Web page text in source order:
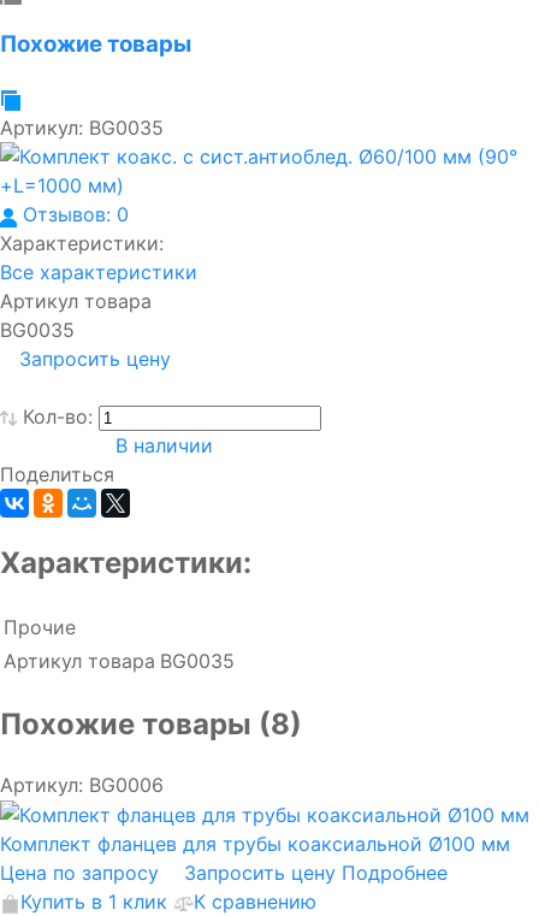
Похожие товары
Артикул: BG0035
Отзывов: 0
Характеристики:
Все характеристики
Артикул товара
BG0035
Запросить цену
Кол-во:
В наличии
Поделиться
Характеристики:
Прочие
Артикул товара BG0035
Похожие товары (8)
Артикул: BG0006
Комплект фланцев для трубы коаксиальной Ø100 мм
Цена по запросу
Запросить цену Подробнее
Купить в 1 клик
К сравнению